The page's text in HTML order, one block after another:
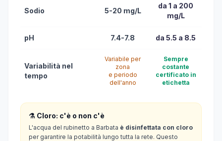
Sodio 5-20 mg/L
da 1 a 200
mg/L
pH 7.4-7.8 da 5.5 a 8.5
Variabilità nel
tempo
Variabile per
zona
e periodo
dell'anno
Sempre
costante
certificato in
etichetta
⚗️ Cloro: c'è o non c'è
L'acqua del rubinetto a Barbata è disinfettata con cloro
per garantire la potabilità lungo tutta la rete. Questo